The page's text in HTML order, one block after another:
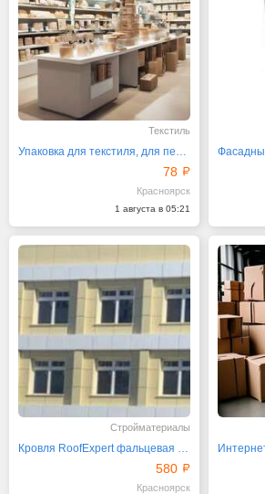
Текстиль
Упаковка для текстиля, для переезда, для грузов
78
Красноярск
1 августа в 05:21
Стройматериалы
Кровля RoofExpert фальцевая с доставкой и установкой
580
Красноярск